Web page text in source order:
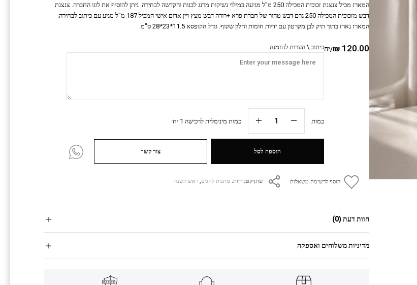
₪ 120.00 /יחכיתוב \ הערות להזמנה
כמות כמות מינימלית לרכישה 1 יח׳
הוספה לסל צור קשר
הוסף לרשימת משאלות שתףקטגוריות: מתנות לחגים, ראש השנה
המארז מכיל צנצנת זכוכית המכילה 250 מ"ל מגיעה במילוי נשיקות מרנג לבנות והקדשה לבחירה. ניתן להוסיף את לוגו החברה. צנצנת
דבש מזכוכית המכילה 250 גרם דבש טהור של חברת פרא +רודה דבש מעץ ויין אדום אישי המכיל 187 מ"ל מגיע עם כיתוב לבחירה.
המארז נארז בתוך תיק לבן מקרטון עם ידיות חומות וחלון שקוף. גודל הקופסא 11.5*23*28 ס"מ.
חוות דעת (0)
מדיניות משלוחים ואספקה